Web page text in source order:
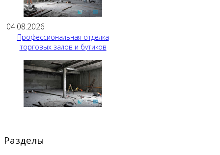
04.08.2026
Профессиональная отделка
торговых залов и бутиков
Разделы